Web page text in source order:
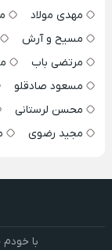
مهدی مولاد
مسیح و آرش
مرتضی باب
مسعود صادقلو
محسن لرستانی
مجید رضوی
با